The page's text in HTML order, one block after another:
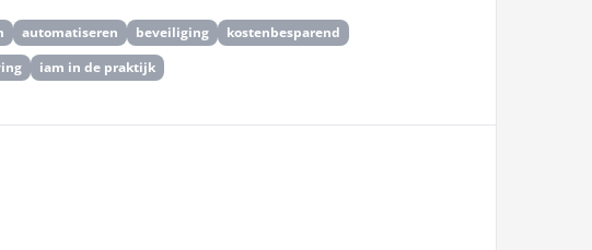
automatiseren beveiliging
kostenbesparend
iam in de praktijk